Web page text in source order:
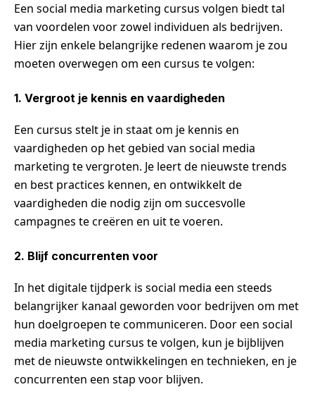
Een social media marketing cursus volgen biedt tal
van voordelen voor zowel individuen als bedrijven.
Hier zijn enkele belangrijke redenen waarom je zou
moeten overwegen om een cursus te volgen:
1. Vergroot je kennis en vaardigheden
Een cursus stelt je in staat om je kennis en
vaardigheden op het gebied van social media
marketing te vergroten. Je leert de nieuwste trends
en best practices kennen, en ontwikkelt de
vaardigheden die nodig zijn om succesvolle
campagnes te creëren en uit te voeren.
2. Blijf concurrenten voor
In het digitale tijdperk is social media een steeds
belangrijker kanaal geworden voor bedrijven om met
hun doelgroepen te communiceren. Door een social
media marketing cursus te volgen, kun je bijblijven
met de nieuwste ontwikkelingen en technieken, en je
concurrenten een stap voor blijven.